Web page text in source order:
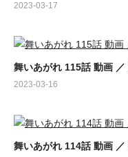
2023-03-17
舞いあがれ 115話 動画
2023-03-16
舞いあがれ 114話 動画